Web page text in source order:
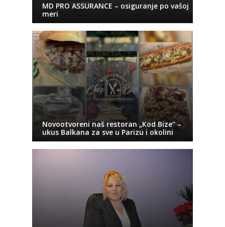
MD PRO ASSURANCE – osiguranje po vašoj
meri
Novootvoreni naš restoran „Kod Bize“ –
ukus Balkana za sve u Parizu i okolini